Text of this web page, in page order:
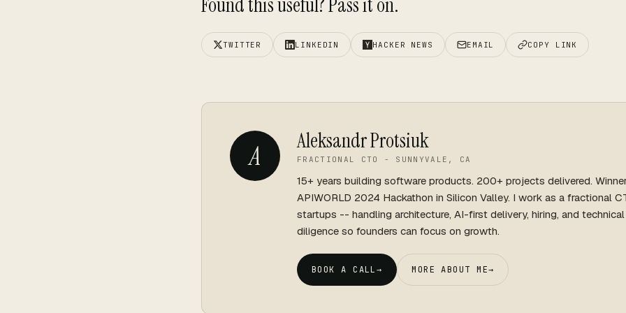
Found this useful? Pass it on.
TWITTER LINKEDIN HACKER NEWS EMAIL COPY LINK
A Aleksandr Protsiuk
FRACTIONAL CTO - SUNNYVALE, CA
15+ years building software products. 200+ projects delivered.
APIWORLD 2024 Hackathon in Silicon Valley. I work as a fractional
startups -- handling architecture, AI-first delivery, hiring, and
diligence so founders can focus on growth.
BOOK A CALL→ MORE ABOUT ME→